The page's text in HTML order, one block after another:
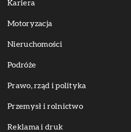
Kariera
Motoryzacja
Nieruchomości
Podróże
Prawo, rząd i polityka
Przemysł i rolnictwo
Reklama i druk